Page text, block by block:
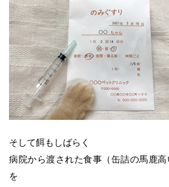
そして餌もしばらく
病院から渡された食事（缶詰の馬鹿高
を